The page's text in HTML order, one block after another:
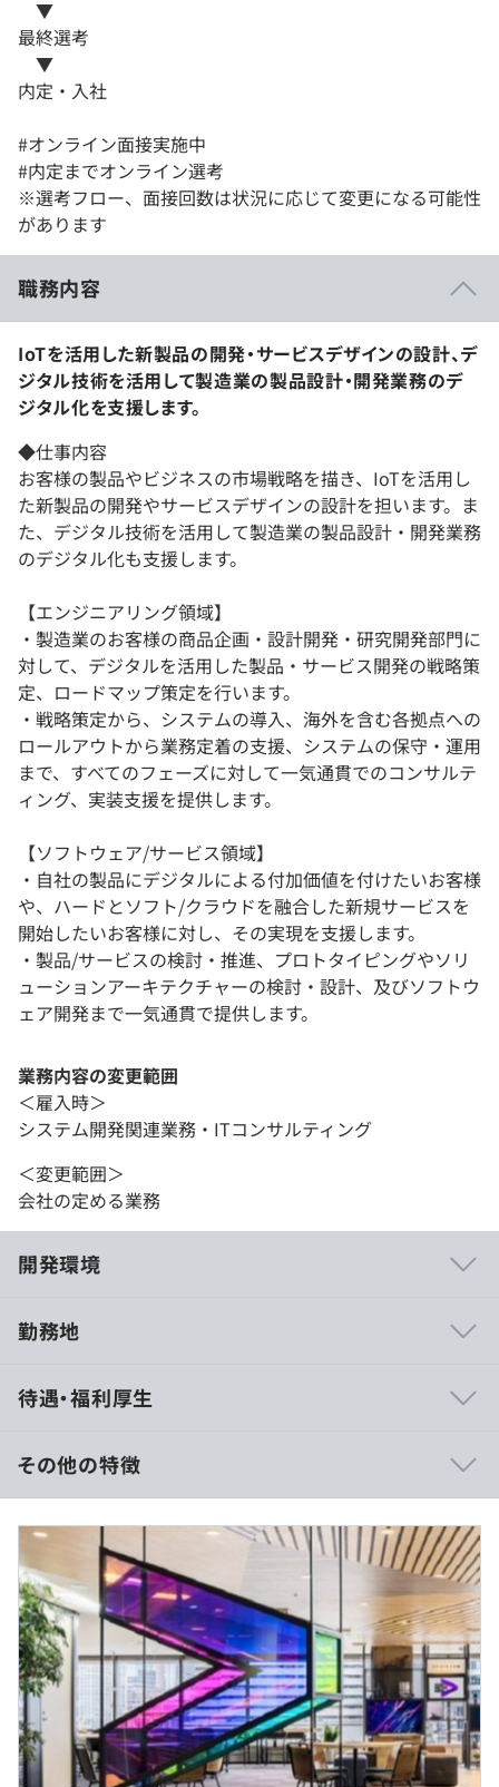
▼
最終選考
▼
内定・入社
#オンライン面接実施中
#内定までオンライン選考
※選考フロー、面接回数は状況に応じて変更になる可能性
があります
職務内容
IoTを活用した新製品の開発・サービスデザインの設計、デ
ジタル技術を活用して製造業の製品設計・開発業務のデ
ジタル化を支援します。
◆仕事内容
お客様の製品やビジネスの市場戦略を描き、IoTを活用し
た新製品の開発やサービスデザインの設計を担います。ま
た、デジタル技術を活用して製造業の製品設計・開発業務
のデジタル化も支援します。
【エンジニアリング領域】
・製造業のお客様の商品企画・設計開発・研究開発部門に
対して、デジタルを活用した製品・サービス開発の戦略策
定、ロードマップ策定を行います。
・戦略策定から、システムの導入、海外を含む各拠点への
ロールアウトから業務定着の支援、システムの保守・運用
まで、すべてのフェーズに対して一気通貫でのコンサルテ
ィング、実装支援を提供します。
【ソフトウェア/サービス領域】
・自社の製品にデジタルによる付加価値を付けたいお客様
や、ハードとソフト/クラウドを融合した新規サービスを
開始したいお客様に対し、その実現を支援します。
・製品/サービスの検討・推進、プロトタイピングやソリ
ューションアーキテクチャーの検討・設計、及びソフトウ
ェア開発まで一気通貫で提供します。
業務内容の変更範囲
＜雇入時＞
システム開発関連業務・ITコンサルティング
＜変更範囲＞
会社の定める業務
開発環境
クラム、プロトタイピング、グローバルチーム（多国籍メ
勤務地
待遇・福利厚生
※記載の給与Rangeは手当を含まない基本給の記載となり
ます。
◆支給例：基本給＋賞与（年1回）＋諸手当
◆諸手当例：職位により支給対象が決定いたします。
・残業手当：実施分の支給
・住宅手当 等
（※ 想定年収は年収提示額を保証するものではありません）
その他の特徴